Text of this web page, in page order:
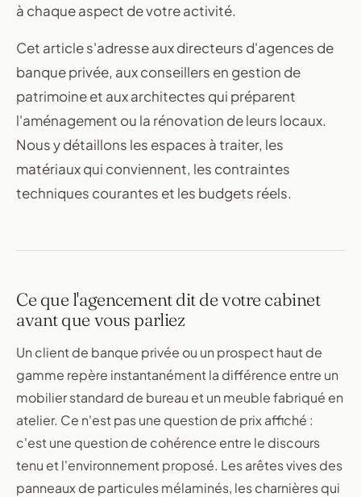
à chaque aspect de votre activité.
Cet article s'adresse aux directeurs d'agences de
banque privée, aux conseillers en gestion de
patrimoine et aux architectes qui préparent
l'aménagement ou la rénovation de leurs locaux.
Nous y détaillons les espaces à traiter, les
matériaux qui conviennent, les contraintes
techniques courantes et les budgets réels.
Ce que l'agencement dit de votre cabinet
avant que vous parliez
Un client de banque privée ou un prospect haut de
gamme repère instantanément la différence entre un
mobilier standard de bureau et un meuble fabriqué en
atelier. Ce n'est pas une question de prix affiché :
c'est une question de cohérence entre le discours
tenu et l'environnement proposé. Les arêtes vives des
panneaux de particules mélaminés, les charnières qui